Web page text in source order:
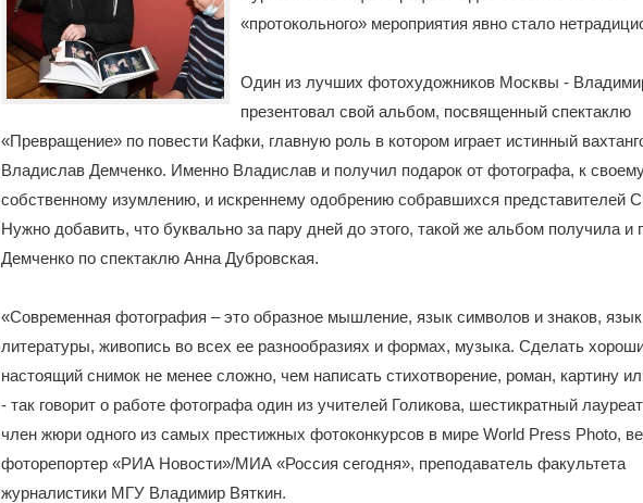
«протокольного» мероприятия явно стало
Один из лучших фотохудожников Москвы -
презентовал свой альбом, посвященный спектаклю
«Превращение» по повести Кафки, главную роль в котором играет истинный
Владислав Демченко. Именно Владислав и получил подарок от фотографа, к
собственному изумлению, и искреннему одобрению собравшихся представителей
Нужно добавить, что буквально за пару дней до этого, такой же альбом получила и
Демченко по спектаклю Анна Дубровская.
«Современная фотография – это образное мышление, язык символов и знаков, язык
литературы, живопись во всех ее разнообразиях и формах, музыка. Сделать
настоящий снимок не менее сложно, чем написать стихотворение, роман, картину
- так говорит о работе фотографа один из учителей Голикова, шестикратный
член жюри одного из самых престижных фотоконкурсов в мире World Press Photo,
фоторепортер «РИА Новости»/МИА «Россия сегодня», преподаватель факультета
журналистики МГУ Владимир Вяткин.